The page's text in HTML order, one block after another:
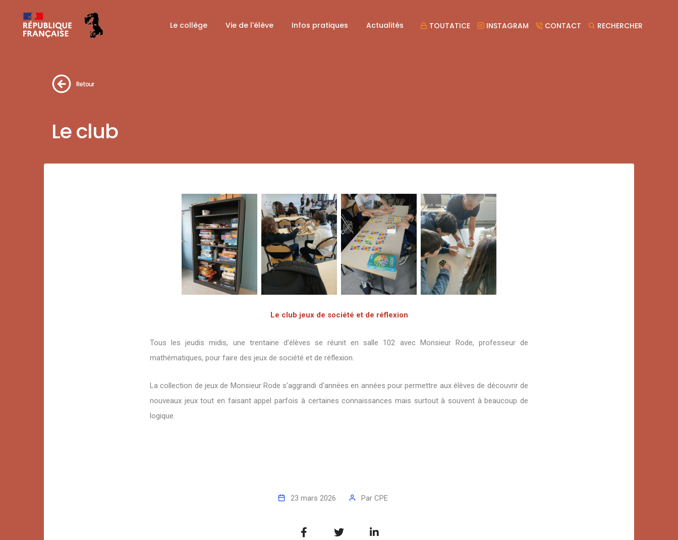
Le collège Vie de l'élève Infos pratiques Actualités TOUTATICE INSTAGRAM CONTACT RECHERCHER
Retour
Le club
Le club jeux de société et de réflexion
Tous les jeudis midis, une trentaine d'élèves se réunit en salle 102 avec Monsieur Rode, professeur de
mathématiques, pour faire des jeux de société et de réflexion.
La collection de jeux de Monsieur Rode s'aggrandi d'années en années pour permettre aux élèves de découvrir de
nouveaux jeux tout en faisant appel parfois à certaines connaissances mais surtout à souvent à beaucoup de
logique.
23 mars 2026 Par CPE